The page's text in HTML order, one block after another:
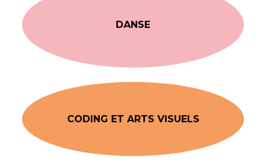
DANSE
CODING ET ARTS VISUELS